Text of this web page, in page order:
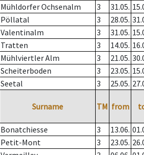
Mühldorfer Ochsenalm 3 31.05.
Pöllatal 3 28.05.
Valentinalm 3 31.05.
Tratten 3 14.05.
Mühlviertler Alm 3 21.05.
Scheiterboden 3 23.05.
Seetal 3 25.05.
Surname TM from
Bonatchiesse 3 13.06.
Petit-Mont 3 23.05.